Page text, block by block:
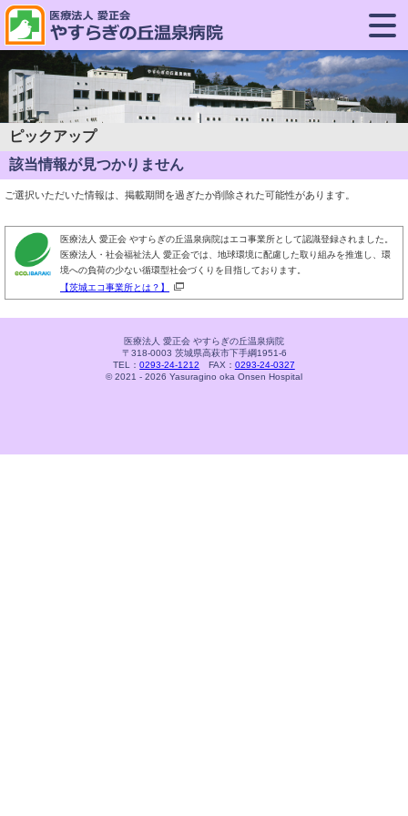
ピックアップ
該当情報が見つかりません
ご選択いただいた情報は、掲載期間を過ぎたか削除された可能性があります。
医療法人 愛正会 やすらぎの丘温泉病院はエコ事業所として認識登録されました。
医療法人・社会福祉法人 愛正会では、地球環境に配慮した取り組みを推進し、環
境への負荷の少ない循環型社会づくりを目指しております。
【茨城エコ事業所とは？】
医療法人 愛正会 やすらぎの丘温泉病院
〒318-0003 茨城県高萩市下手綱1951-6
TEL：0293-24-1212 FAX： 0293-24-0327
© 2021 - 2026 Yasuragino oka Onsen Hospital